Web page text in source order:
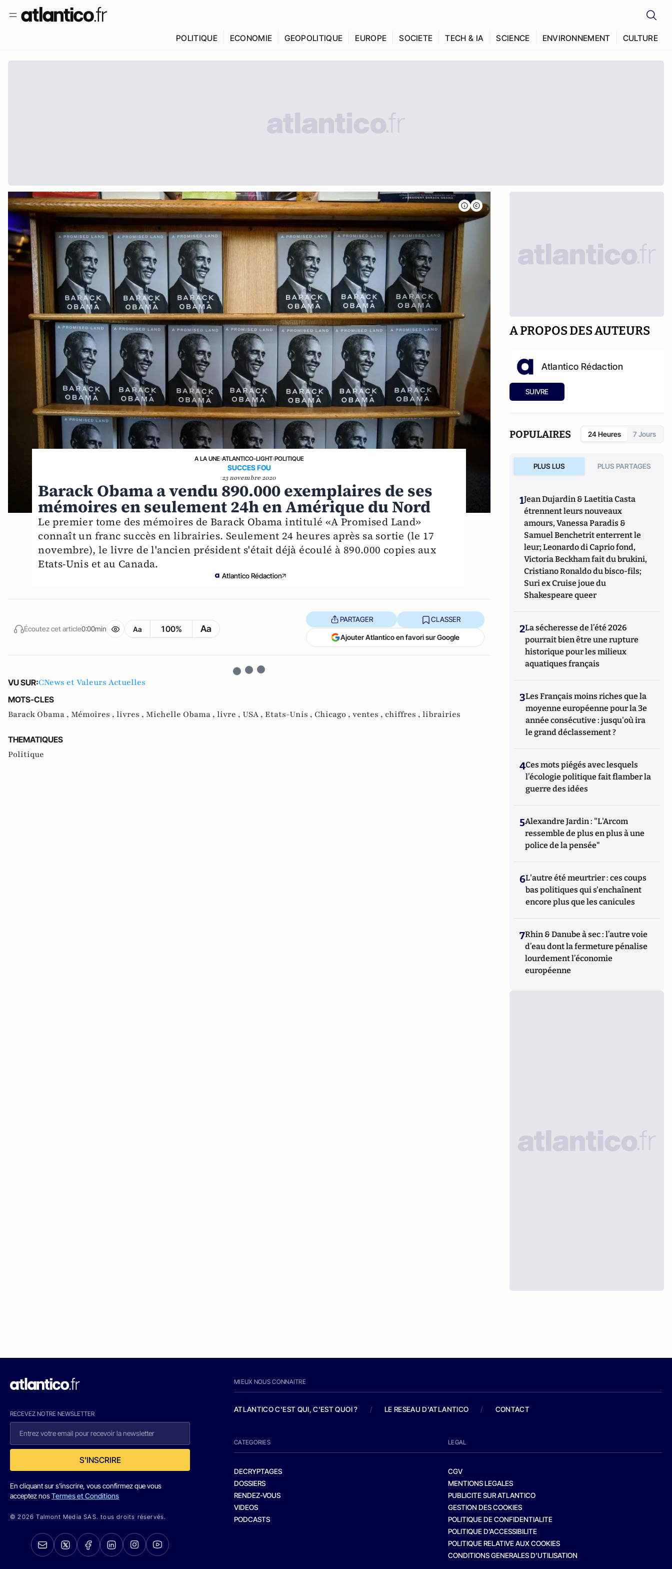
POLITIQUE ECONOMIE GEOPOLITIQUE EUROPE SOCIETE TECH & IA SCIENCE ENVIRONNEMENT CULTURE
A LA UNE›ATLANTICO-LIGHT›POLITIQUE
SUCCES FOU
23 novembre 2020
Barack Obama a vendu 890.000 exemplaires de ses
mémoires en seulement 24h en Amérique du Nord
Le premier tome des mémoires de Barack Obama intitulé «A Promised Land»
connaît un franc succès en librairies. Seulement 24 heures après sa sortie (le 17
novembre), le livre de l'ancien président s'était déjà écoulé à 890.000 copies aux
Etats-Unis et au Canada.
Atlantico Rédaction
Écoutez cet article0:00min Aa 100% Aa
PARTAGER CLASSER
Ajouter Atlantico en favori sur Google
VU SUR:CNews et Valeurs Actuelles
MOTS-CLES
Barack Obama , Mémoires , livres , Michelle Obama , livre , USA , Etats-Unis , Chicago , ventes , chiffres , librairies
THEMATIQUES
Politique
A PROPOS DES AUTEURS
Atlantico Rédaction
SUIVRE
POPULAIRES 24 Heures 7 Jours
PLUS LUS PLUS PARTAGES
1Jean Dujardin & Laetitia Casta
étrennent leurs nouveaux
amours, Vanessa Paradis &
Samuel Benchetrit enterrent le
leur; Leonardo di Caprio fond,
Victoria Beckham fait du brukini,
Cristiano Ronaldo du bisco-fils;
Suri ex Cruise joue du
Shakespeare queer
2La sécheresse de l’été 2026
pourrait bien être une rupture
historique pour les milieux
aquatiques français
3Les Français moins riches que la
moyenne européenne pour la 3e
année consécutive : jusqu'où ira
le grand déclassement ?
4Ces mots piégés avec lesquels
l’écologie politique fait flamber la
guerre des idées
5Alexandre Jardin : "L'Arcom
ressemble de plus en plus à une
police de la pensée"
6L'autre été meurtrier : ces coups
bas politiques qui s'enchaînent
encore plus que les canicules
7Rhin & Danube à sec : l’autre voie
d’eau dont la fermeture pénalise
lourdement l’économie
européenne
RECEVEZ NOTRE NEWSLETTER
S'INSCRIRE
En cliquant sur s'inscrire, vous confirmez que vous
acceptez nosTermes et Conditions
© 2026 Talmont Media SAS. tous droits réservés.
MIEUX NOUS CONNAITRE
ATLANTICO C'EST QUI, C'EST QUOI ? / LE RESEAU D'ATLANTICO / CONTACT
CATEGORIES
DECRYPTAGES
DOSSIERS
RENDEZ-VOUS
VIDEOS
PODCASTS
LEGAL
CGV
MENTIONS LEGALES
PUBLICITE SUR ATLANTICO
GESTION DES COOKIES
POLITIQUE DE CONFIDENTIALITE
POLITIQUE D’ACCESSIBILITE
POLITIQUE RELATIVE AUX COOKIES
CONDITIONS GENERALES D’UTILISATION